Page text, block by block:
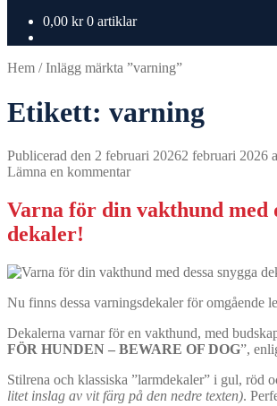
0,00 kr 0 artiklar
Hem /Inlägg märkta ”varning”
Etikett: varning
Publicerad den 2 februari 20262 februari 2026
Lämna en kommentar
Varna för din vakthund med
dekaler!
Nu finns dessa varningsdekaler för omgående
Dekalerna varnar för en vakthund, med
FÖR HUNDEN – BEWARE OF DOG”,
Stilrena och klassiska ”larmdekaler” i gul, röd
litet inslag av vit färg på den nedre texten).